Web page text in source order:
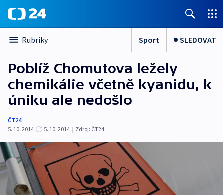
Rubriky Sport SLEDOVAT
Poblíž Chomutova ležely
chemikálie včetně kyanidu, k
úniku ale nedošlo
ČT24
5. 10. 2014
5. 10. 2014 | Zdroj: ČT24